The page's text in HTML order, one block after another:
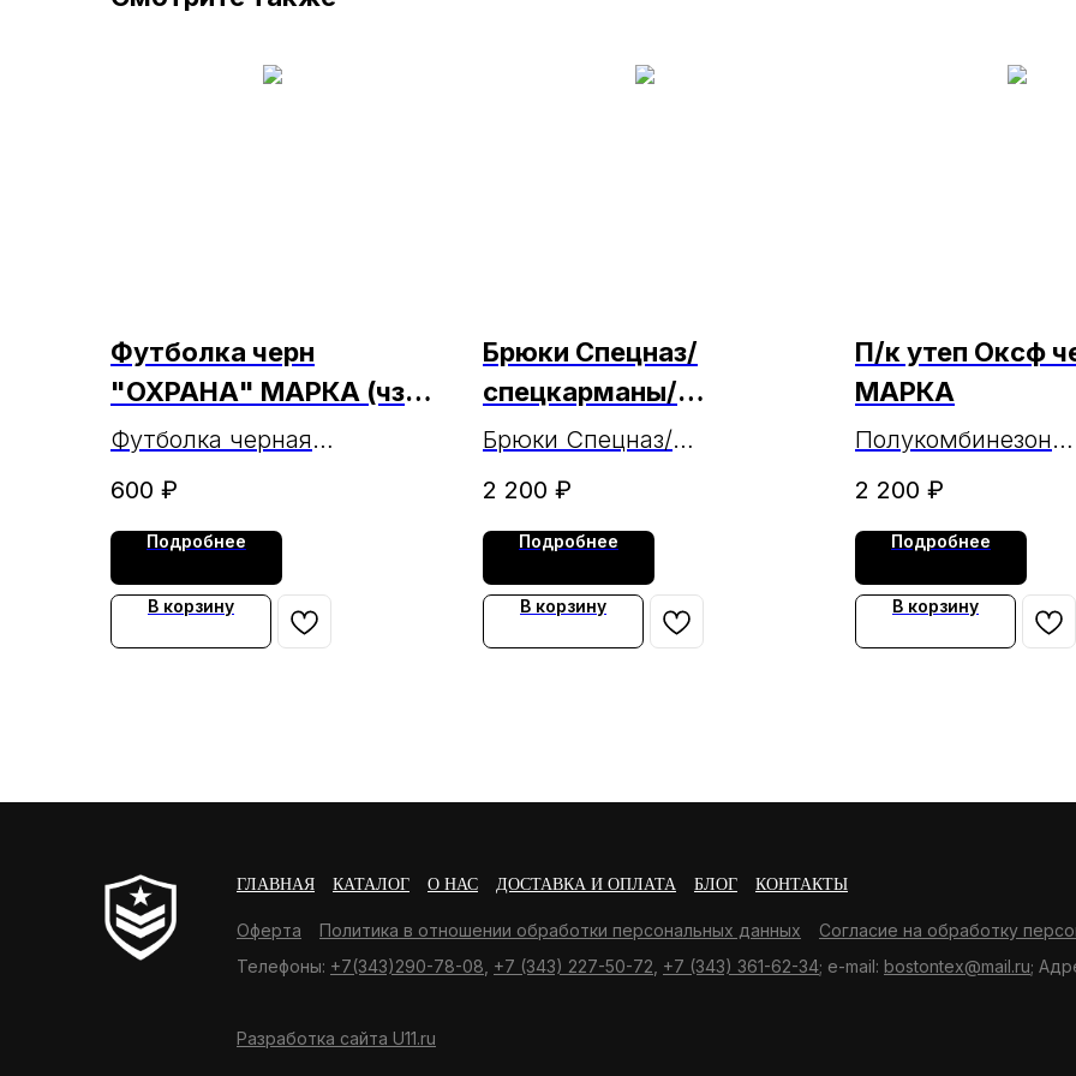
Футболка черн
"ОХРАНА" МАРКА (чз
18.02.2025г.)
Футболка черная
"ОХРАНА" МАРКА
600 ₽
Подробнее
В корзину
Брюки Спецназ/
спецкарманы/
Галактика черн МАРКА
Брюки Спецназ/
спецкарманы/ Галактика
2 200 ₽
Подробнее
В корзину
П/к утеп Оксф
МАРКА
Полукомбинезон
утепленный
2 200 ₽
Подробнее
В корзину
ГЛАВНАЯ КАТАЛОГ О НАС ДОСТАВКА И ОПЛАТА БЛОГ КОНТАКТЫ
Оферта Политика в отношении обработки персональных данных
Согласие на обработку
Телефоны: +7(343)290-78-08 +7 (343) 227-50-72 +7 (343) 361-62-34; e-mail: bostontex@mail.ru;
Разработка сайта U11.ru